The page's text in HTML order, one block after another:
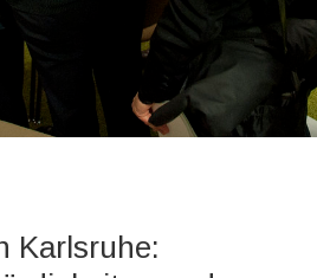
Karlsruhe: